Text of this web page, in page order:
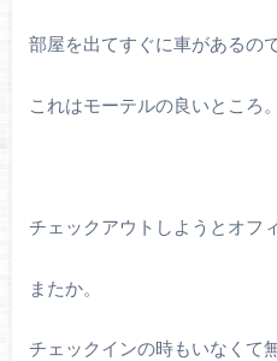
部屋を出てすぐに車があるの
これはモーテルの良いところ。
チェックアウトしようとオフ
またか。
チェックインの時もいなくて